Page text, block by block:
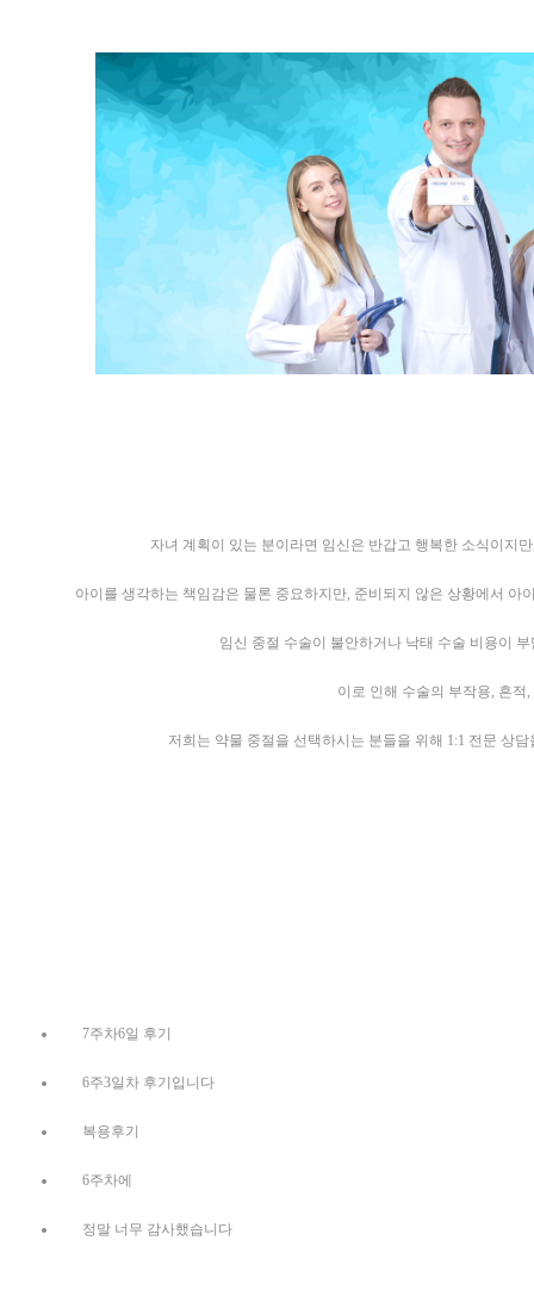
자녀 계획이 있는 분이라면 임신은 반갑고 행복한 소식이지
아이를 생각하는 책임감은 물론 중요하지만, 준비되지 않은 상황에서
임신 중절 수술이 불안하거나 낙태 수술 비용이
이로 인해 수술의 부작용, 흔
저희는 약물 중절을 선택하시는 분들을 위해 1:1 전문 상
7주차6일 후기
6주3일차 후기입니다
복용후기
6주차에
정말 너무 감사했습니다